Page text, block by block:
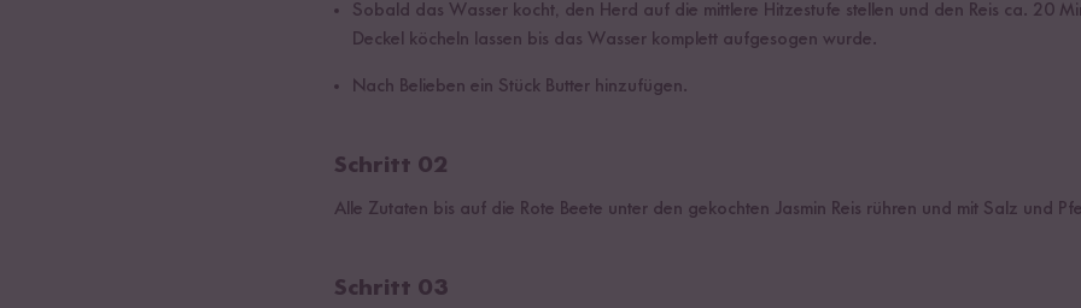
Sobald das Wasser kocht, den Herd auf die mittlere Hitzestufe stellen und den Reis ca. 20
Deckel köcheln lassen bis das Wasser komplett aufgesogen wurde.
Nach Belieben ein Stück Butter hinzufügen.
Schritt 02
Alle Zutaten bis auf die Rote Beete unter den gekochten Jasmin Reis rühren und mit Salz und
Schritt 03